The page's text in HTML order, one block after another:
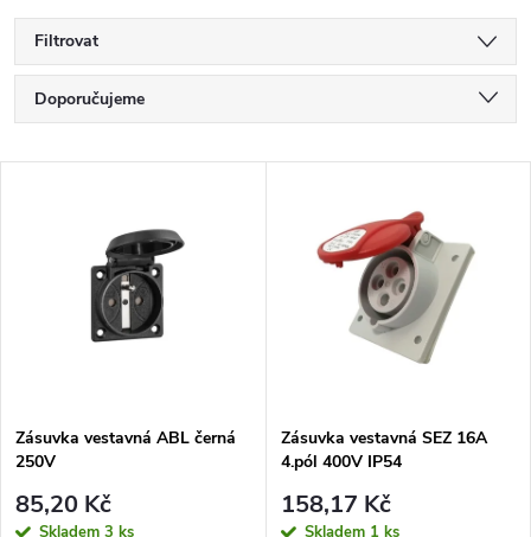
Filtrovat
Ř
a
p
r
Doporučujeme
Nejprodávanější
Abecedně
s
p
Zásuvka vestavná ABL černá
250V
85,20 Kč
Skladem 3 ks
Zásuvka vestavná SEZ 16A
4.pól 400V IP54
158,17 Kč
Skladem 1 ks